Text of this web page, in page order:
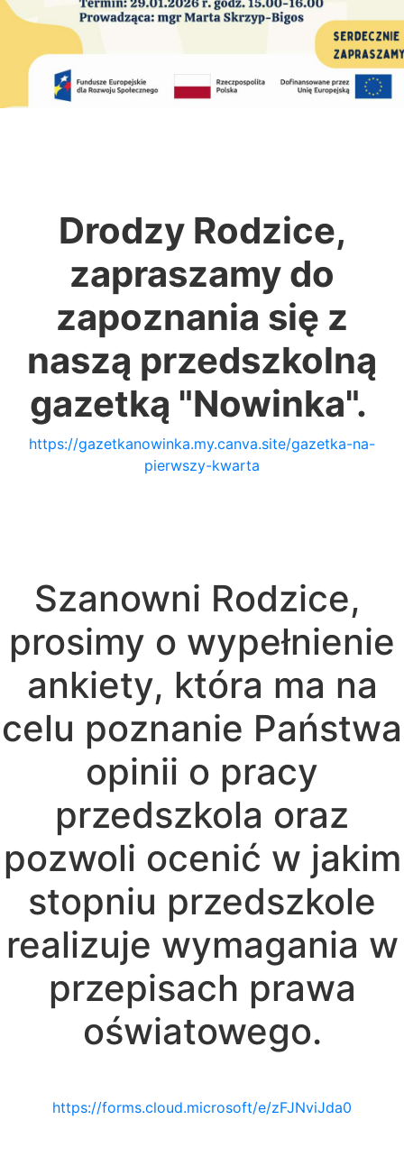
Drodzy Rodzice,
zapraszamy do
zapoznania się z
naszą przedszkolną
gazetką "Nowinka".
https://gazetkanowinka.my.canva.site/gazetka-na-
pierwszy-kwarta
Szanowni Rodzice,
prosimy o wypełnienie
ankiety, która ma na
celu poznanie Państwa
opinii o pracy
przedszkola oraz
pozwoli ocenić w jakim
stopniu przedszkole
realizuje wymagania w
przepisach prawa
oświatowego.
https://forms.cloud.microsoft/e/zFJNviJda0